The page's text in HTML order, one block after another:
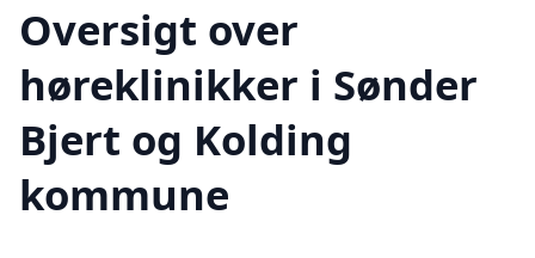
Oversigt over
høreklinikker i Sønder
Bjert og Kolding
kommune